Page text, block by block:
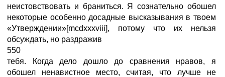
неистовствовать и браниться. Я сознательно обошел
некоторые особенно досадные высказывания в твоем
«Утверждении»[mcdxxxviii], потому что их нельзя
обсуждать, но раздражив
550
тебя. Когда дело дошло до сравнения нравов, я
обошел ненавистное место, считая, что лучше не